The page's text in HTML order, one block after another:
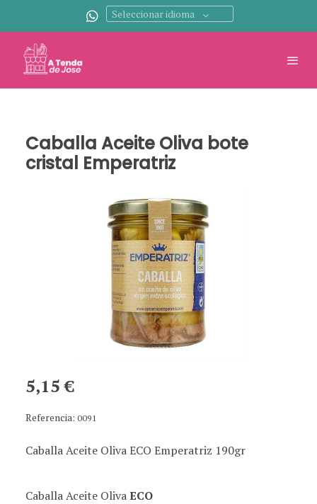
Seleccionar idioma
Caballa Aceite Oliva bote
cristal Emperatriz
5,15 €
Referencia: 0091
Caballa Aceite Oliva ECO Emperatriz 190gr
Caballa Aceite OlivaECO